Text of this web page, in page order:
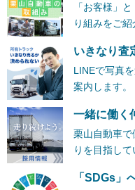
「お客様」
り組みをご紹
いきなり査
LINEで写真
案内します。
一緒に働く
栗山自動車
りを目指して
「SDGs」